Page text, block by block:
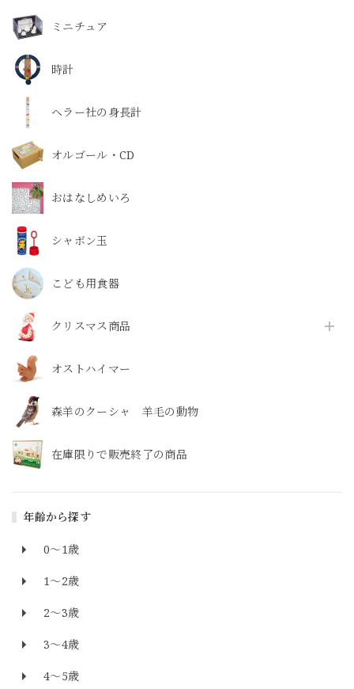
ミニチュア
時計
ヘラー社の身長計
オルゴール・CD
おはなしめいろ
シャボン玉
こども用食器
クリスマス商品
オストハイマー
森羊のクーシャ 羊毛の動物
在庫限りで販売終了の商品
年齢から探す
0～1歳
1～2歳
2～3歳
3～4歳
4～5歳